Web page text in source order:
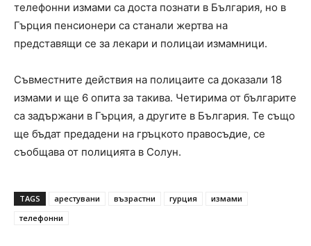
телефонни измами са доста познати в България, но в
Гърция пенсионери са станали жертва на
представящи се за лекари и полицаи измамници.
Съвместните действия на полицаите са доказали 18
измами и ще 6 опита за такива. Четирима от българите
са задържани в Гърция, а другите в България. Те също
ще бъдат предадени на гръцкото правосъдие, се
съобщава от полицията в Солун.
TAGS арестувани възрастни гурция
измами
телефонни